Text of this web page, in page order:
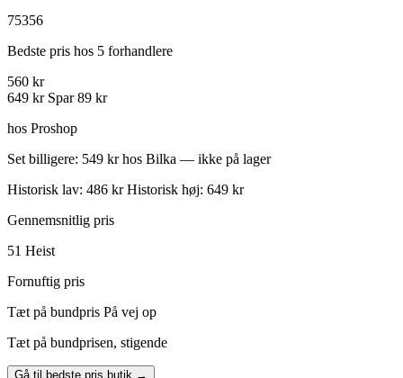
75356
Bedste pris hos 5 forhandlere
560 kr
649 kr Spar 89 kr
hos Proshop
Set billigere: 549 kr hos Bilka — ikke på lager
Historisk lav: 486 kr Historisk høj: 649 kr
Gennemsnitlig pris
51 Heist
Fornuftig pris
Tæt på bundpris På vej op
Tæt på bundprisen, stigende
Gå til bedste pris butik →